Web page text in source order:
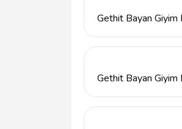
Gethit Bayan Giyim
Gethit Bayan Giyim